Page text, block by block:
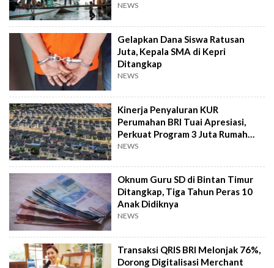
NEWS
Gelapkan Dana Siswa Ratusan
Juta, Kepala SMA di Kepri
Ditangkap
NEWS
Kinerja Penyaluran KUR
Perumahan BRI Tuai Apresiasi,
Perkuat Program 3 Juta Rumah
Pemerintah
NEWS
Oknum Guru SD di Bintan Timur
Ditangkap, Tiga Tahun Peras 10
Anak Didiknya
NEWS
Transaksi QRIS BRI Melonjak 76%,
Dorong Digitalisasi Merchant